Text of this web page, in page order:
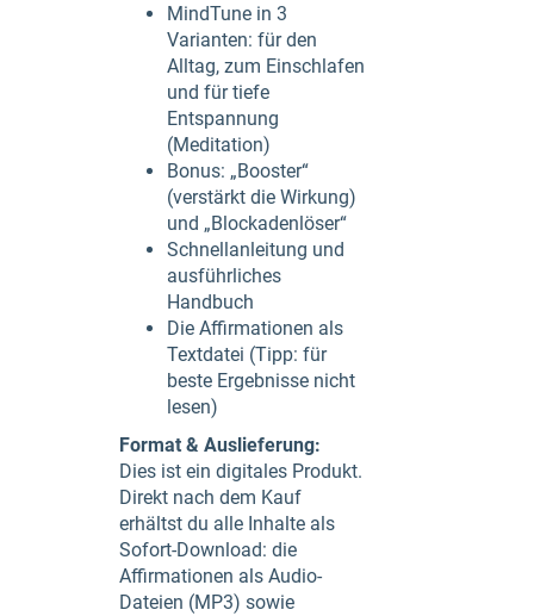
MindTune in 3
Varianten: für den
Alltag, zum Einschlafen
und für tiefe
Entspannung
(Meditation)
Bonus: „Booster“
(verstärkt die Wirkung)
und „Blockadenlöser“
Schnellanleitung und
ausführliches
Handbuch
Die Affirmationen als
Textdatei (Tipp: für
beste Ergebnisse nicht
lesen)
Format & Auslieferung:
Dies ist ein digitales Produkt.
Direkt nach dem Kauf
erhältst du alle Inhalte als
Sofort-Download: die
Affirmationen als Audio-
Dateien (MP3) sowie